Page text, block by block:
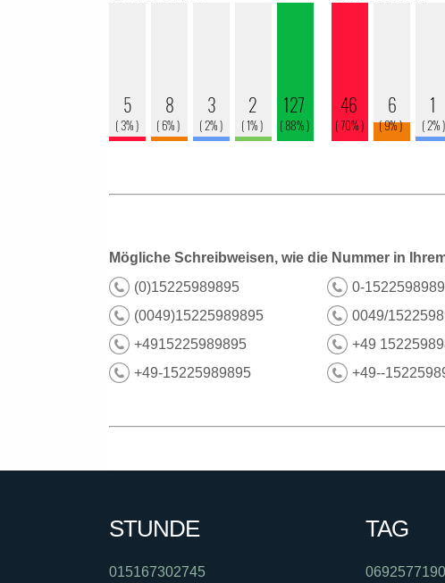
Mögliche Schreibweisen, wie die Nummer in
(0)15225989895
0-
(0049)15225989895
0049/
+4915225989895
+49
+49-15225989895
+49--
STUNDE
015167302745
TAG